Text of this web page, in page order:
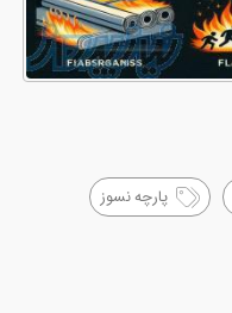
پارچه نسوز